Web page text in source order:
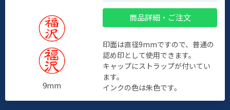
9mm
商品詳細・ご注文
印面は直径9mmですので、普通の
認め印として使用できます。
キャップにストラップが付いてい
ます。
インクの色は朱色です。